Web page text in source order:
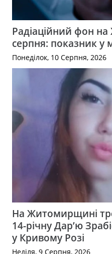
Радіаційний фон
серпня: показник
Понеділок, 10 Серпня, 2026
На Житомирщині
14-річну Дар’ю
у Кривому Розі
Неділя, 9 Серпня, 2026